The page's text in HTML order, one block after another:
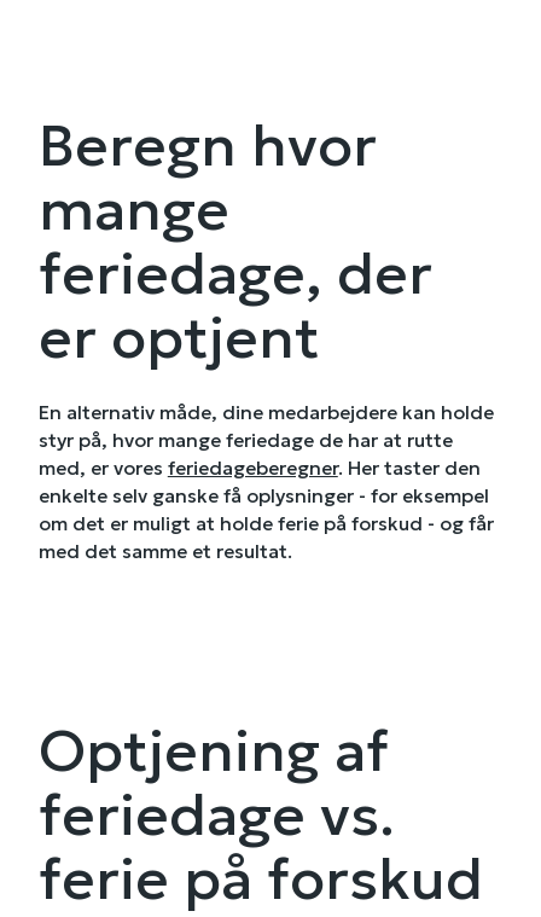
Beregn hvor
mange
feriedage, der
er optjent
En alternativ måde, dine medarbejdere kan holde
styr på, hvor mange feriedage de har at rutte
med, er vores feriedageberegner. Her taster den
enkelte selv ganske få oplysninger - for eksempel
om det er muligt at holde ferie på forskud - og får
med det samme et resultat.
Optjening af
feriedage vs.
ferie på forskud